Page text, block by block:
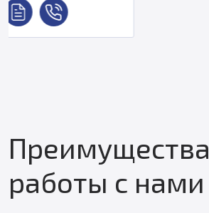
Преимущества
работы с нами